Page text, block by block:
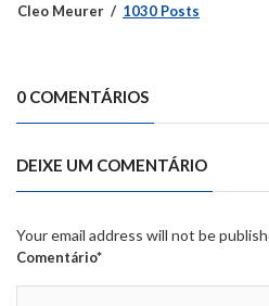
Cleo Meurer 1030 Posts
0 COMENTÁRIOS
DEIXE UM COMENTÁRIO
Your email address will not be
Comentário*